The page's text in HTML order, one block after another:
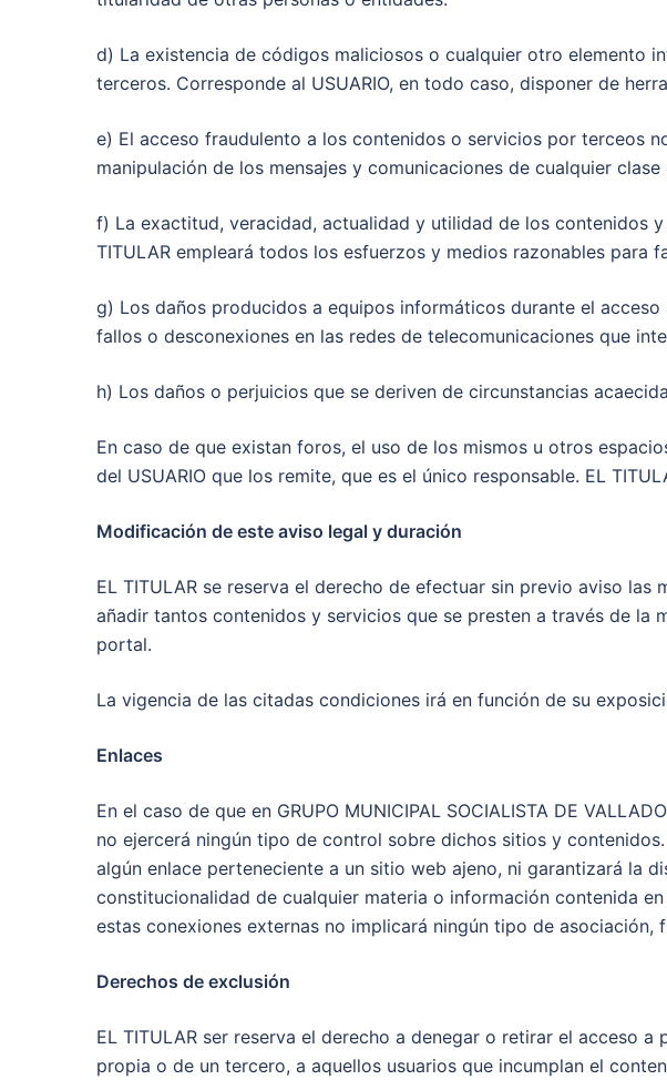
d) La existencia de códigos maliciosos o cualquier otro elemento
terceros. Corresponde al USUARIO, en todo caso, disponer de
e) El acceso fraudulento a los contenidos o servicios por terceos
manipulación de los mensajes y comunicaciones de cualquier
f) La exactitud, veracidad, actualidad y utilidad de los contenidos
TITULAR empleará todos los esfuerzos y medios razonables para
g) Los daños producidos a equipos informáticos durante el
fallos o desconexiones en las redes de telecomunicaciones que
h) Los daños o perjuicios que se deriven de circunstancias
En caso de que existan foros, el uso de los mismos u otros
del USUARIO que los remite, que es el único responsable. EL
Modificación de este aviso legal y duración
EL TITULAR se reserva el derecho de efectuar sin previo aviso
añadir tantos contenidos y servicios que se presten a través de la
portal.
La vigencia de las citadas condiciones irá en función de su
Enlaces
En el caso de que en GRUPO MUNICIPAL SOCIALISTA DE
no ejercerá ningún tipo de control sobre dichos sitios y
algún enlace perteneciente a un sitio web ajeno, ni garantizará la
constitucionalidad de cualquier materia o información contenida
estas conexiones externas no implicará ningún tipo de
Derechos de exclusión
EL TITULAR ser reserva el derecho a denegar o retirar el acceso
propia o de un tercero, a aquellos usuarios que incumplan el